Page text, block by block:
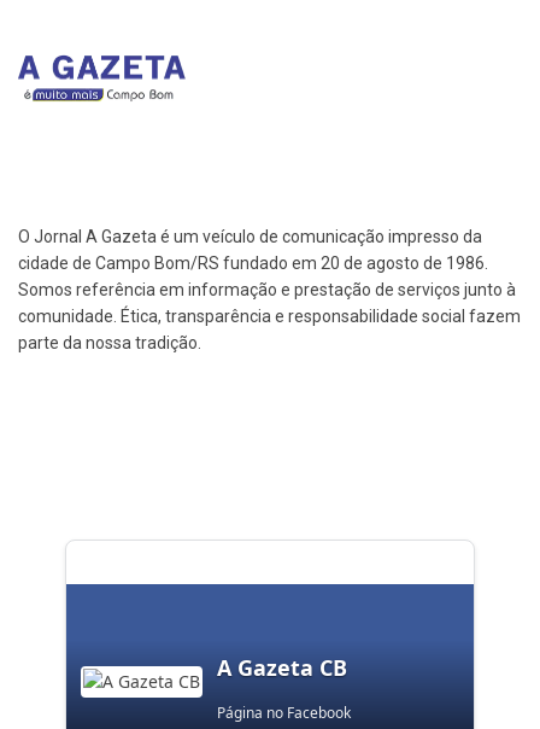
O Jornal A Gazeta é um veículo de comunicação impresso da
cidade de Campo Bom/RS fundado em 20 de agosto de 1986.
Somos referência em informação e prestação de serviços junto à
comunidade. Ética, transparência e responsabilidade social fazem
parte da nossa tradição.
A Gazeta CB
Página no Facebook